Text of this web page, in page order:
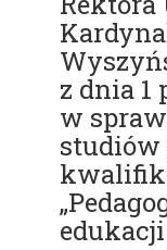
z dnia 1
w
studiów
edukacji